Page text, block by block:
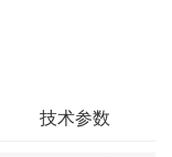
技术参数